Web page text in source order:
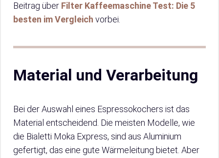
Beitrag über Filter Kaffeemaschine Test: Die 5
besten im Vergleich vorbei.
Material und Verarbeitung
Bei der Auswahl eines Espressokochers ist das
Material entscheidend. Die meisten Modelle, wie
die Bialetti Moka Express, sind aus Aluminium
gefertigt, das eine gute Wärmeleitung bietet. Aber